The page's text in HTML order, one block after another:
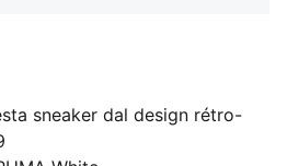
sneaker dal design rétro-
innovativa e dettagli